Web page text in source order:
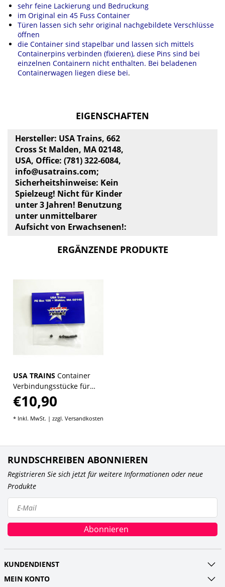
sehr feine Lackierung und Bedruckung
im Original ein 45 Fuss Container
Türen lassen sich sehr original nachgebildete Verschlüsse
öffnen
die Container sind stapelbar und lassen sich mittels
Containerpins verbinden (fixieren), diese Pins sind bei
einzelnen Containern nicht enthalten. Bei beladenen
Containerwagen liegen diese bei.
EIGENSCHAFTEN
Hersteller: USA Trains, 662
Cross St Malden, MA 02148,
USA, Office: (781) 322-6084,
info@usatrains.com;
Sicherheitshinweise: Kein
Spielzeug! Nicht für Kinder
unter 3 Jahren! Benutzung
unter unmittelbarer
Aufsicht von Erwachsenen!:
ERGÄNZENDE PRODUKTE
USA TRAINS Container
Verbindungsstücke für
Intermodal
Containerwagen
€10,90
* Inkl. MwSt. | zzgl. Versandkosten
RUNDSCHREIBEN ABONNIEREN
Registrieren Sie sich jetzt für weitere Informationen oder neue
Produkte
Abonnieren
KUNDENDIENST
MEIN KONTO